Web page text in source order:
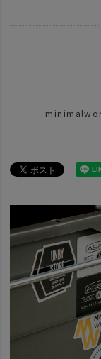
アウトドア
MINIMAL
BRAND MINIMAL
BRAND MINIMAL
ITEM アウトドア
news アウトドア
news ミニマルワ
2026
SALE中！